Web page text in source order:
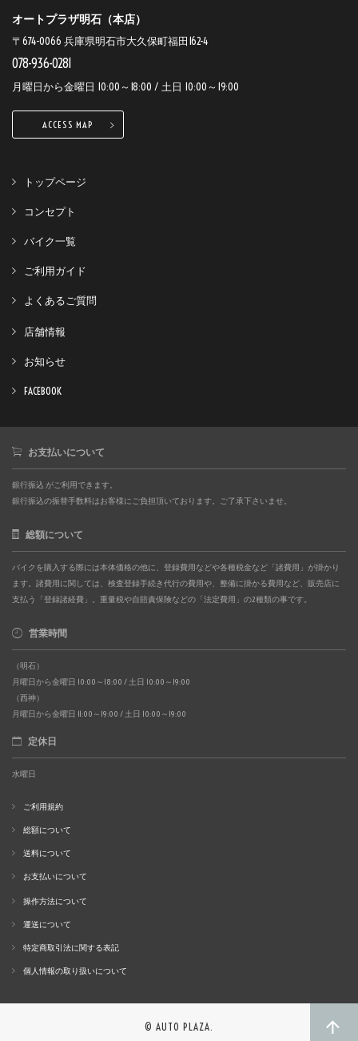
オートプラザ明石（本店）
〒674-0066 兵庫県明石市大久保町福田162-4
078-936-0281
月曜日から金曜日 10:00～18:00 / 土日 10:00～19:00
ACCESS MAP
トップページ
コンセプト
バイク一覧
ご利用ガイド
よくあるご質問
店舗情報
お知らせ
FACEBOOK
お支払いについて
銀行振込 がご利用できます。
銀行振込の振替手数料はお客様にご負担頂いております。ご了承下さいませ。
総額について
バイクを購入する際には本体価格の他に、登録費用などや各種税金など「諸費用」が掛かり
ます。諸費用に関しては、検査登録手続き代行の費用や、整備に掛かる費用など、販売店に
支払う「登録諸経費」。重量税や自賠責保険などの「法定費用」の2種類の事です。
営業時間
（明石）
月曜日から金曜日 10:00～18:00 / 土日 10:00～19:00
（西神）
月曜日から金曜日 11:00～19:00 / 土日 10:00～19:00
定休日
水曜日
ご利用規約
総額について
送料について
お支払いについて
操作方法について
運送について
特定商取引法に関する表記
個人情報の取り扱いについて
© AUTO PLAZA.